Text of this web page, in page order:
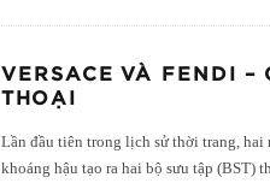
VERSACE VÀ FENDI –
THOẠI
Lần đầu tiên trong lịch sử thời trang, hai
khoáng hậu tạo ra hai bộ sưu tập (BST)